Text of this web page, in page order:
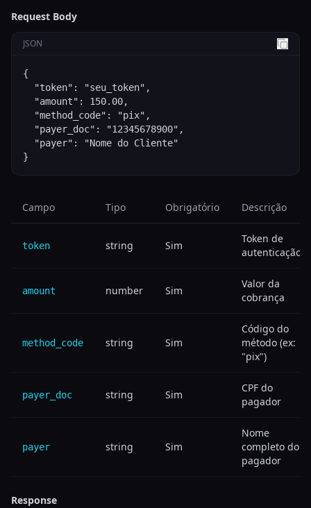
Request Body
JSON
{
  "token": "seu_token",
  "amount": 150.00,
  "method_code": "pix",
  "payer_doc": "12345678900",
  "payer": "Nome do Cliente"
}
Campo Tipo Obrigatório Descrição
token string Sim
Token de
autenticação
amount number Sim
Valor da
cobrança
method_code string Sim
Código do
método (ex:
"pix")
payer_doc string Sim
CPF do
pagador
payer string Sim
Nome
completo do
pagador
Response